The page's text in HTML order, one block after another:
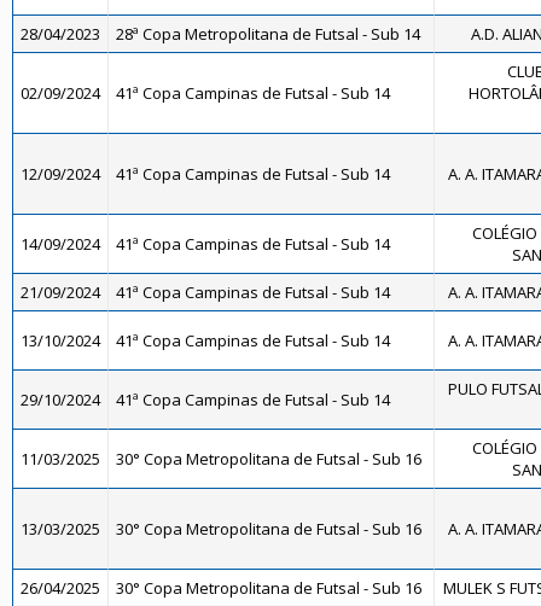
28/04/2023 28ª Copa Metropolitana de Futsal - Sub 14 A.D.
02/09/2024 41ª Copa Campinas de Futsal - Sub 14
12/09/2024 41ª Copa Campinas de Futsal - Sub 14 A. A.
14/09/2024 41ª Copa Campinas de Futsal - Sub 14
COLÉGIO
21/09/2024
41ª Copa Campinas de Futsal - Sub 14 A. A.
13/10/2024 41ª Copa Campinas de Futsal - Sub 14 A. A.
29/10/2024 41ª Copa Campinas de Futsal - Sub 14 PULO
11/03/2025 30° Copa Metropolitana de Futsal - Sub 16
COLÉGIO
13/03/2025 30° Copa Metropolitana de Futsal - Sub 16 A. A.
26/04/2025 30° Copa Metropolitana de Futsal - Sub 16
MULEK S